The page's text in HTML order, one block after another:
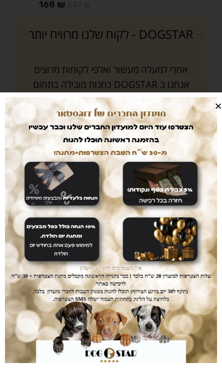
168 ₪
DOGSTAR - לקוח שלנו מרוויח יותר
אחרי למעלה מעשור ואלפי לקוחות מרוצים
אנחנו ב DOGSTAR כחנות מובילה בתחום
בעלי החיים אנו מתחייבים תמיד לחפש ולהביא
ללקוחותינו את המוצרים האיכותיים ביותר
במחירים המשתלמים ביותר. נסו אותנו :-)
מוצרים מובחרים
במחיר הכי זול
אחרי שנים של עבודה עם עשרות מותגים כיום
אנו משווקים אך ורק מוצרי ultra premium
אשר נותן לכלבכם תזונה מושלמת והמחירים...
הכי זול שיש.
עושים לכם חיים קלים
המשלוחים עלינו
עם dogstar אין צורך לצאת מהבית. המשלוח